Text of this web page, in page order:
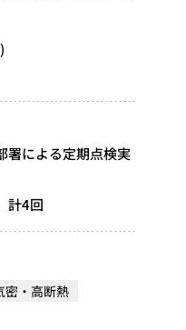
署による定期点検実
計4回
密・高断熱